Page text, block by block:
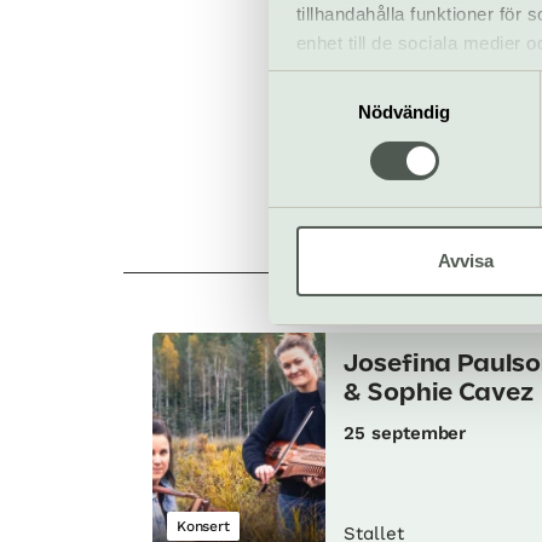
tillhandahålla funktioner för
enhet till de sociala medier
informationen med annan
Nödvändig
Avvisa
Konsert
Josefina
& Sophie Cavez
25 september
Stallet